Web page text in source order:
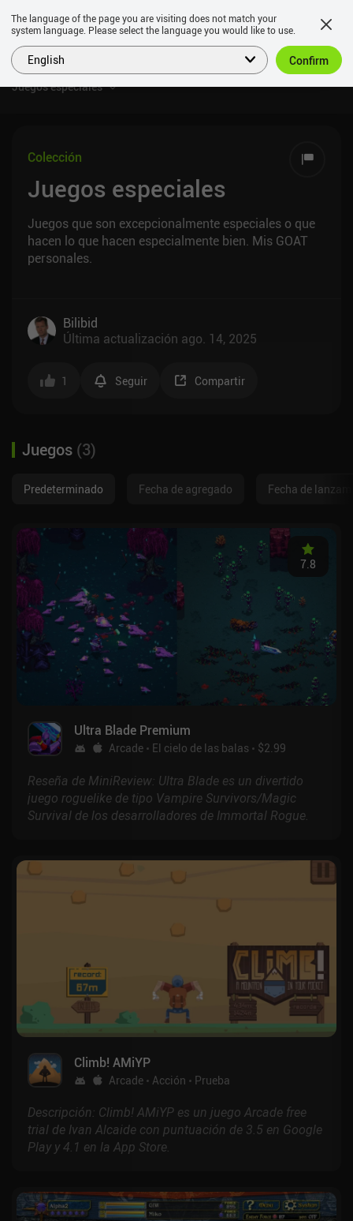
Juegos especiales
Colección
Juegos especiales
Juegos que son excepcionalmente especiales o que
hacen lo que hacen especialmente bien. Mis GOAT
personales.
Bilibid
Última actualización ago. 14, 2025
1 Seguir Compartir
Juegos (3)
Predeterminado Fecha de agregado Fecha de
Ultra Blade Premium
Arcade El cielo de las balas $2.99
7.8
Reseña de MiniReview: Ultra Blade es un divertido
juego roguelike de tipo Vampire Survivors/Magic
Survival de los desarrolladores de Immortal Rogue.
Climb! AMiYP
Arcade Acción Prueba
Descripción: Climb! AMiYP es un juego Arcade free
trial de Ivan Alcaide con puntuación de 3.5 en Google
Play y 4.1 en la App Store.
The language of the page you are visiting does not match your
system language. Please select the language you would like to use.
English Confirm